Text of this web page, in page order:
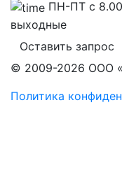
ПН-ПТ с
выходные
Оставить запрос
© 2009-2026 ООО
Политика